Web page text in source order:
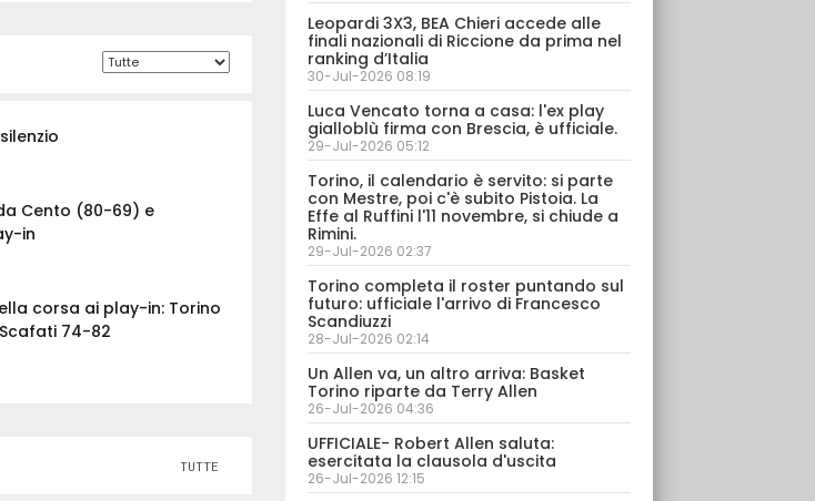
Cento (80-69) e
in
corsa ai play-in: Torino
74-82
TUTTE
Leopardi 3X3, BEA Chieri accede alle
finali nazionali di Riccione da prima nel
ranking d’Italia
30-Jul-2026 08:19
Luca Vencato torna a casa: l'ex play
gialloblù firma con Brescia, è ufficiale.
29-Jul-2026 05:12
Torino, il calendario è servito: si parte
con Mestre, poi c'è subito Pistoia. La
Effe al Ruffini l'11 novembre, si chiude a
Rimini.
29-Jul-2026 02:37
Torino completa il roster puntando sul
futuro: ufficiale l'arrivo di Francesco
Scandiuzzi
28-Jul-2026 02:14
Un Allen va, un altro arriva: Basket
Torino riparte da Terry Allen
26-Jul-2026 04:36
UFFICIALE- Robert Allen saluta:
esercitata la clausola d'uscita
26-Jul-2026 12:15